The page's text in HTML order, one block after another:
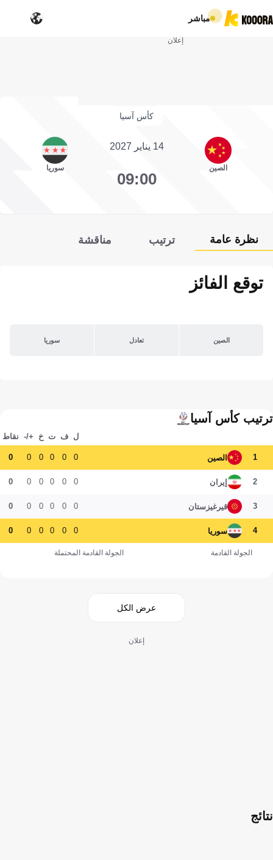
مباشر
إعلان
كأس آسيا
الصين
14 يناير 2027
09:00
سوريا
نظرة عامة ترتيب مناقشة
توقع الفائز
الصين تعادل سوريا
ترتيب كأس آسيا
ل ف ت خ +/- نقاط
1 الصين 0
0
0
0
0
0
2 إيران 0
0
0
0
0
0
3 قيرغيزستان 0
0
0
0
0
0
4 سوريا 0
0
0
0
0
0
الجولة القادمة الجولة القادمة المحتملة
عرض الكل
إعلان
نتائج